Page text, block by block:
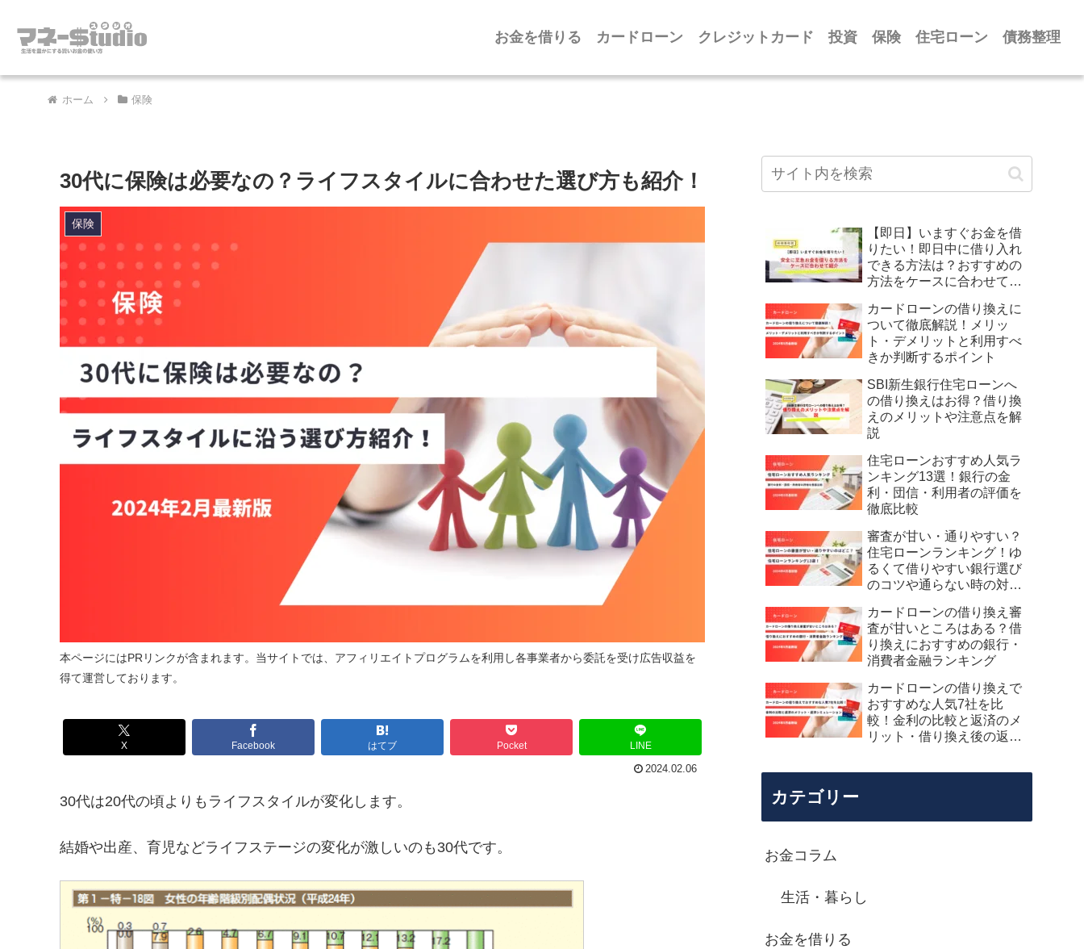
お金を借りる カードローン クレジットカード 投資 保険 住宅ローン 債務整理
ホーム 保険
30代に保険は必要なの？ライフスタイルに合わせた選び方も紹介！
本ページにはPRリンクが含まれます。当サイトでは、アフィリエイトプログラムを利用し各事業者から委託を受け広告収益を
得て運営しております。
保険
X Facebook はてブ Pocket LINE
2024.02.06
30代は20代の頃よりもライフスタイルが変化します。
結婚や出産、育児などライフステージの変化が激しいのも30代です。
【即日】いますぐお金を借
りたい！即日中に借り入れ
できる方法は？おすすめの
方法をケースに合わせて紹
カードローンの借り換えに
ついて徹底解説！メリッ
ト・デメリットと利用すべ
きか判断するポイント
SBI新生銀行住宅ローンへ
の借り換えはお得？借り換
えのメリットや注意点を解
説
住宅ローンおすすめ人気ラ
ンキング13選！銀行の金
利・団信・利用者の評価を
徹底比較
審査が甘い・通りやすい？
住宅ローンランキング！ゆ
るくて借りやすい銀行選び
のコツや通らない時の対策
カードローンの借り換え審
査が甘いところはある？借
り換えにおすすめの銀行・
消費者金融ランキング
カードローンの借り換えで
おすすめな人気7社を比
較！金利の比較と返済のメ
リット・借り換え後の返済
カテゴリー
お金コラム
生活・暮らし
お金を借りる